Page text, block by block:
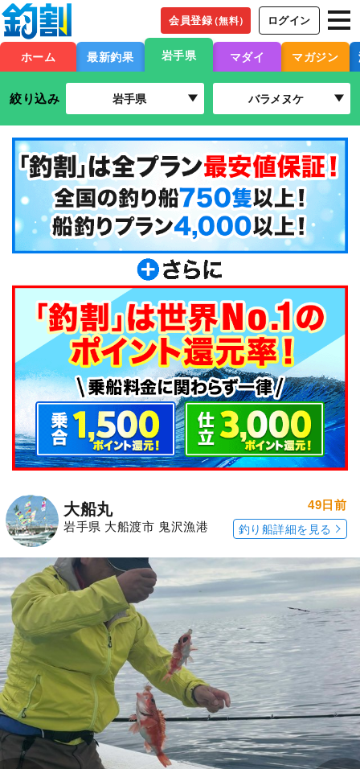
会員登録（無料） ログイン
ホーム 最新釣果 岩手県 マダイ マガジン
絞り込み 岩手県 バラメヌケ
大船丸
岩手県 大船渡市 鬼沢漁港
49日前
釣り船詳細を見る